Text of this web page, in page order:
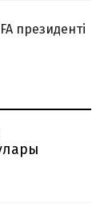
президенті